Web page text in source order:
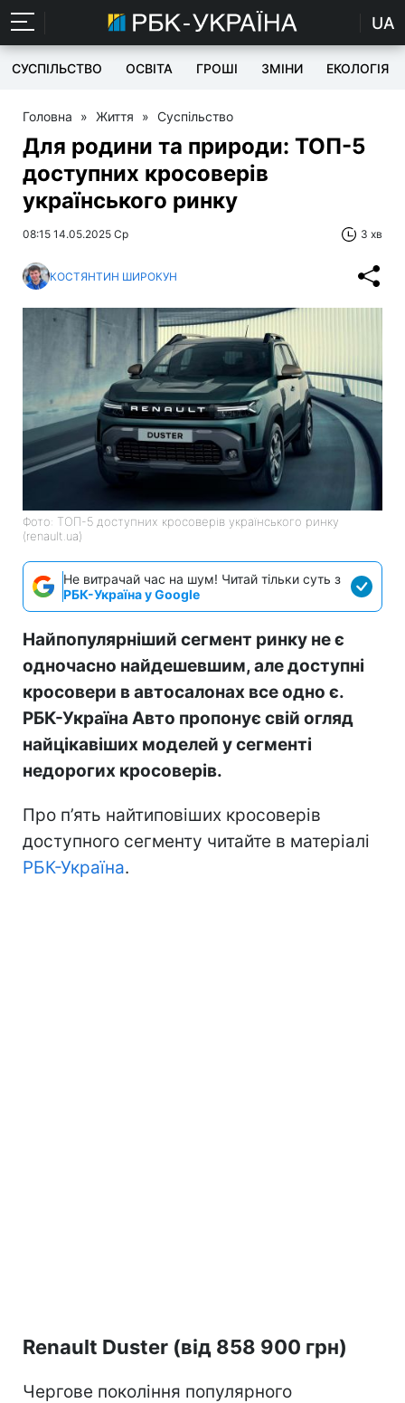
UA
СУСПІЛЬСТВО ОСВІТА ГРОШІ ЗМІНИ ЕКОЛОГІЯ
Головна » Життя » Суспільство
Для родини та природи: ТОП-5
доступних кросоверів
українського ринку
08:15 14.05.2025 Ср 3 хв
КОСТЯНТИН ШИРОКУН
Фото: ТОП-5 доступних кросоверів українського ринку
(renault.ua)
Не витрачай час на шум! Читай тільки суть з
РБК-Україна у Google
Найпопулярніший сегмент ринку не є
одночасно найдешевшим, але доступні
кросовери в автосалонах все одно є.
РБК-Україна Авто пропонує свій огляд
найцікавіших моделей у сегменті
недорогих кросоверів.
Про п’ять найтиповіших кросоверів
доступного сегменту читайте в матеріалі
РБК-Україна.
Renault Duster (від 858 900 грн)
Чергове покоління популярного